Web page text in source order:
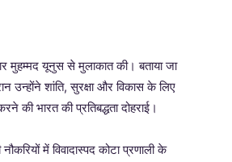
मुहम्मद यूनुस से मुलाकात की। बताया जा
उन्होंने शांति, सुरक्षा और विकास के लिए
की भारत की प्रतिबद्धता दोहराई।
में विवादास्पद कोटा प्रणाली के